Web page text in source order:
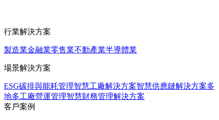
行業解決方案
製造業金融業零售業不動產業半導體業
場景解決方案
ESG碳排與能耗管理智慧工廠解決方案智慧供應鏈解決方案多
地多工廠營運管理智慧財務管理解決方案
客戶案例